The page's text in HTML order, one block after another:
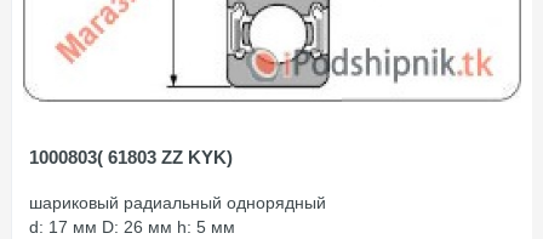
1000803( 61803 ZZ KYK)
шариковый радиальный однорядный
d: 17 мм D: 26 мм h: 5 мм